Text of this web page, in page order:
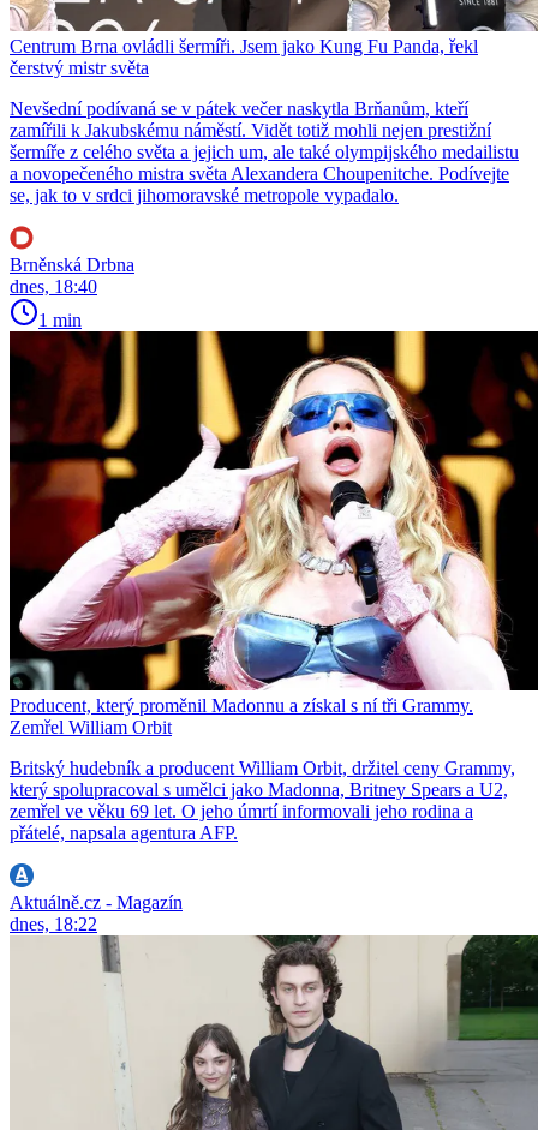
Centrum Brna ovládli šermíři. Jsem jako Kung Fu Panda, řekl
čerstvý mistr světa
Nevšední podívaná se v pátek večer naskytla Brňanům, kteří
zamířili k Jakubskému náměstí. Vidět totiž mohli nejen prestižní
šermíře z celého světa a jejich um, ale také olympijského medailistu
a novopečeného mistra světa Alexandera Choupenitche. Podívejte
se, jak to v srdci jihomoravské metropole vypadalo.
Brněnská Drbna
dnes, 18:40
1 min
Producent, který proměnil Madonnu a získal s ní tři Grammy.
Zemřel William Orbit
Britský hudebník a producent William Orbit, držitel ceny Grammy,
který spolupracoval s umělci jako Madonna, Britney Spears a U2,
zemřel ve věku 69 let. O jeho úmrtí informovali jeho rodina a
přátelé, napsala agentura AFP.
Aktuálně.cz - Magazín
dnes, 18:22